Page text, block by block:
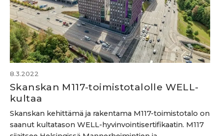
8.3.2022
Skanskan M117-toimistotalolle WELL-
kultaa
Skanskan kehittämä ja rakentama M117-toimistotalo on
saanut kultatason WELL-hyvinvointisertifikaatin. M117